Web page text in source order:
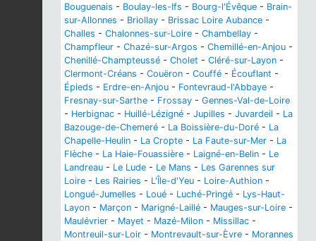
Bouguenais - Boulay-les-Ifs - Bourg-l'Évêque - Brain-
sur-Allonnes - Briollay - Brissac Loire Aubance -
Challes - Chalonnes-sur-Loire - Chambellay -
Champfleur - Chazé-sur-Argos - Chemillé-en-Anjou -
Chenillé-Champteussé - Cholet - Cléré-sur-Layon -
Clermont-Créans - Couëron - Couffé - Écouflant -
Épieds - Erdre-en-Anjou - Fontevraud-l'Abbaye -
Fresnay-sur-Sarthe - Frossay - Gennes-Val-de-Loire
- Herbignac - Huillé-Lézigné - Jupilles - Juvardeil - La
Bazouge-de-Chemeré - La Boissière-du-Doré - La
Chapelle-Heulin - La Cropte - La Faute-sur-Mer - La
Flèche - La Haie-Fouassière - Laigné-en-Belin - Le
Landreau - Le Lude - Le Mans - Les Garennes sur
Loire - Les Rairies - L'Île-d'Yeu - Loire-Authion -
Longué-Jumelles - Loué - Luché-Pringé - Lys-Haut-
Layon - Marçon - Marigné-Laillé - Mauges-sur-Loire -
Maulévrier - Mayet - Mazé-Milon - Missillac -
Montreuil-sur-Loir - Montrevault-sur-Èvre - Morannes